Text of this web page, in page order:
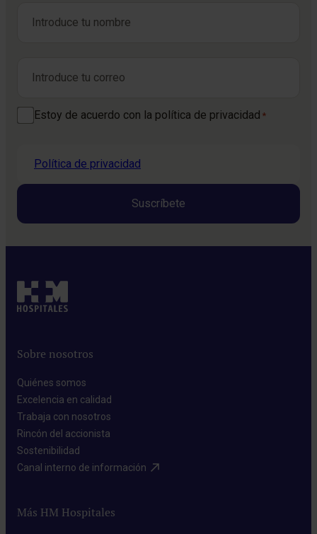
Consentimiento *
Estoy de acuerdo con la política de privacidad *
Política de privacidad
Sobre nosotros
Quiénes somos​
Excelencia en calidad​
Trabaja con nosotros​
Rincón del accionista​
Sostenibilidad​
Canal interno de información​
Más HM Hospitales